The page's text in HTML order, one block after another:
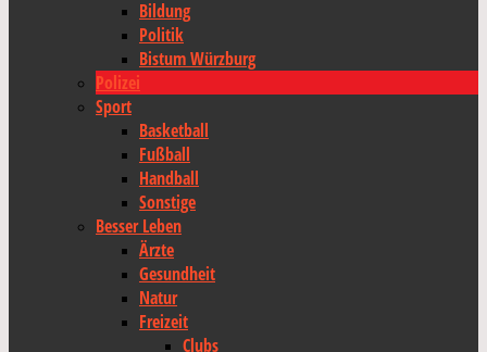
Bildung
Politik
Bistum Würzburg
Polizei
Sport
Basketball
Fußball
Handball
Sonstige
Besser Leben
Ärzte
Gesundheit
Natur
Freizeit
Clubs